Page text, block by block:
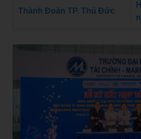
Thành Đoàn TP. Thủ Đức